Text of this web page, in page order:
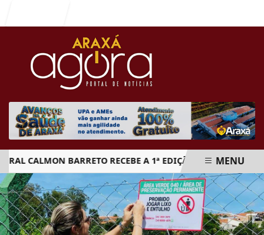
CALMON BARRETO RECEBE A 1ª EDIÇÃO DO ARAXÁ
EM ALTA
MENU